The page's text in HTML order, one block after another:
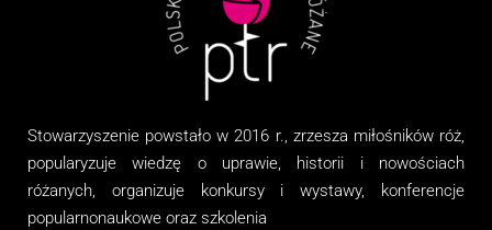
Stowarzyszenie powstało w 2016 r., zrzesza miłośników róż,
popularyzuje wiedzę o uprawie, historii i nowościach
różanych, organizujekonkursy i wystawy, konferencje
popularnonaukowe oraz szkolenia